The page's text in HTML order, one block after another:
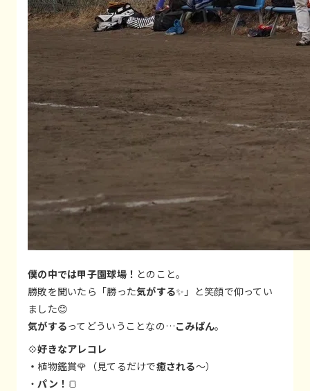
僕の中では甲子園球場！ とのこと。
勝敗を聞いたら「勝った気がする✨」と笑顔で仰ってい
ました😊
気がするってどういうことなの…こみぱん。
💠好きなアレコレ
・ 植物鑑賞🌹（見てるだけで癒される～）
・ パン！ 🍞